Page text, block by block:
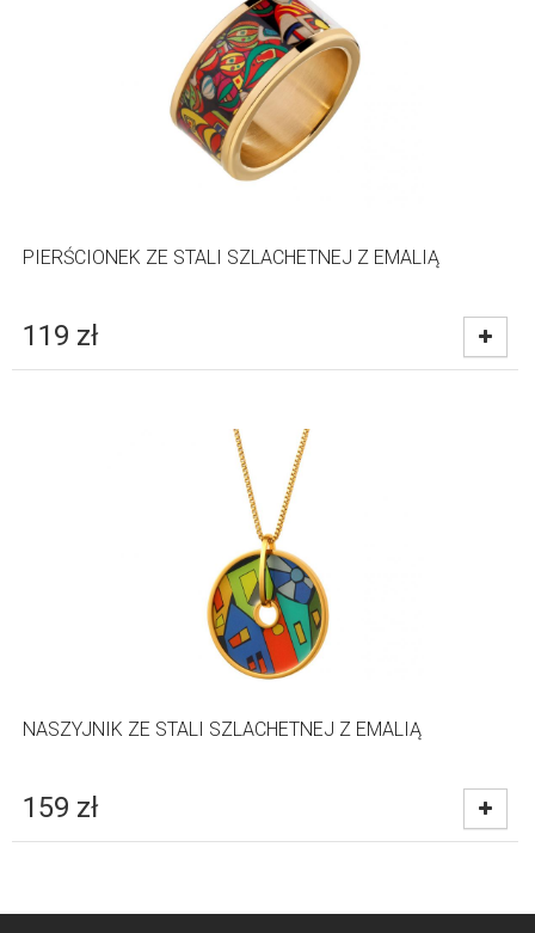
PIERŚCIONEK ZE STALI SZLACHETNEJ Z EMALIĄ
119 zł
NASZYJNIK ZE STALI SZLACHETNEJ Z EMALIĄ
159 zł